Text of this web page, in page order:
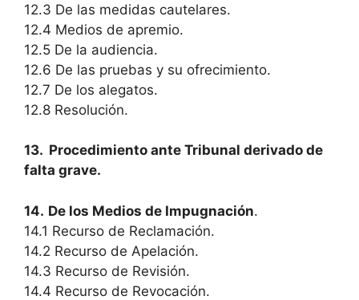
12.3 De las medidas cautelares.
12.4 Medios de apremio.
12.5 De la audiencia.
12.6 De las pruebas y su ofrecimiento.
12.7 De los alegatos.
12.8 Resolución.
13. Procedimiento ante Tribunal derivado de
falta grave.
14. De los Medios de Impugnación.
14.1 Recurso de Reclamación.
14.2 Recurso de Apelación.
14.3 Recurso de Revisión.
14.4 Recurso de Revocación.